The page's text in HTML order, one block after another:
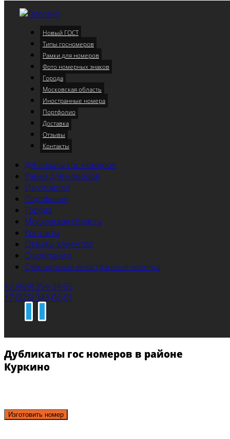
Меню
Новый ГОСТ
Типы госномеров
Рамки для номеров
Фото номерных знаков
Города
Московская область
Иностранные номера
Портфолио
Доставка
Отзывы
Контакты
Дубликаты гос номеров
Рамки для номеров
Изготовили
Портфолио
Города
Московская область
Контакты
Отзывы клиентов
О компании
Сувенирные иностранные номера
+7 (499) 394-34-95
+7 (925) 343-02-01
Дубликаты гос номеров в районе
Куркино
Изготовить номер